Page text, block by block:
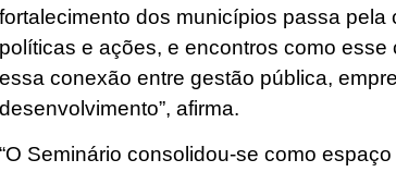
fortalecimento dos municípios passa pela
políticas e ações, e encontros como esse
essa conexão entre gestão pública,
desenvolvimento”, afirma.
“O Seminário consolidou-se como